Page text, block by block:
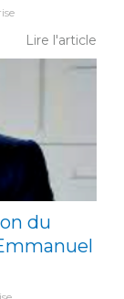
Lire l'article
du